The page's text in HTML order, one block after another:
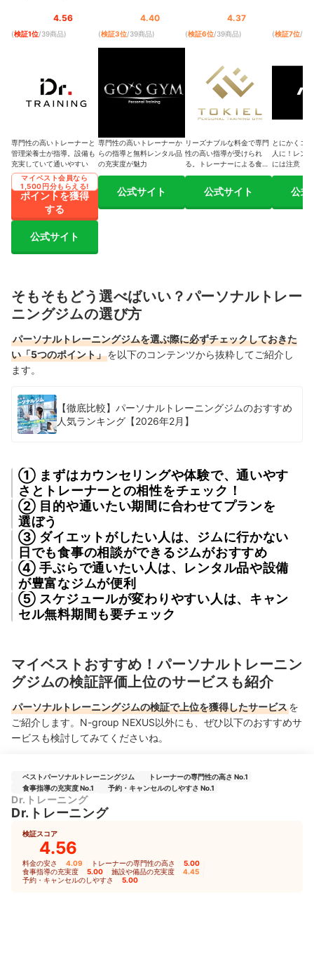
4.56
(検証1位/39商品)
専門性の高いトレーナーと
管理栄養士が指導。設備も
充実していて通いやすい
ポイントを獲得
する
マイベスト会員なら
1,500円分もらえる!
公式サイト
4.40
(検証3位/39商品)
専門性の高いトレーナーか
らの指導と無料レンタル品
の充実度が魅力
公式サイト
4.37
(検証6位/39商品)
リーズナブルな料金で専門
性の高い指導が受けられ
る。トレーナーによる食事
指導は有料
公式サイト
(検証7位/39
とにかくコ
人に！レン
には注意
公式
そもそもどう選べばいい？パーソナルトレー
ニングジムの選び方
パーソナルトレーニングジムを選ぶ際に必ずチェックしておきた
い「5つのポイント」を以下のコンテンツから抜粋してご紹介し
ます。
【徹底比較】パーソナルトレーニングジムのおすすめ
人気ランキング【2026年2月】
① まずはカウンセリングや体験で、通いやす
さとトレーナーとの相性をチェック！
② 目的や通いたい期間に合わせてプランを
選ぼう
③ ダイエットがしたい人は、ジムに行かない
日でも食事の相談ができるジムがおすすめ
④ 手ぶらで通いたい人は、レンタル品や設備
が豊富なジムが便利
⑤ スケジュールが変わりやすい人は、キャン
セル無料期間も要チェック
マイベストおすすめ！パーソナルトレーニン
グジムの検証評価上位のサービスも紹介
パーソナルトレーニングジムの検証で上位を獲得したサービスを
ご紹介します。N-group NEXUS以外にも、ぜひ以下のおすすめサ
ービスも検討してみてくださいね。
ベストパーソナルトレーニングジム
トレーナーの専門性の高さ No.1
食事指導の充実度 No.1
予約・キャンセルのしやすさ No.1
Dr.トレーニング
Dr.トレーニング
検証スコア
4.56
料金の安さ 4.09 トレーナーの専門性の高さ 5.00
食事指導の充実度 5.00 施設や備品の充実度 4.45
予約・キャンセルのしやすさ 5.00